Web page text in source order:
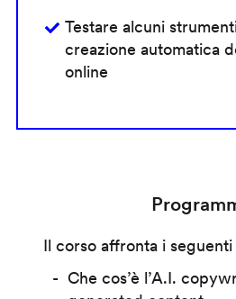
Testare alcuni
creazione automatica
online
Il corso affronta i
Che cos’è l’A.I.